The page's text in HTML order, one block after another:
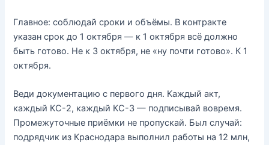
Главное: соблюдай сроки и объёмы. В контракте
указан срок до 1 октября — к 1 октября всё должно
быть готово. Не к 3 октября, не «ну почти готово». К 1
октября.
Веди документацию с первого дня. Каждый акт,
каждый КС-2, каждый КС-3 — подписывай вовремя.
Промежуточные приёмки не пропускай. Был случай:
подрядчик из Краснодара выполнил работы на 12 млн,